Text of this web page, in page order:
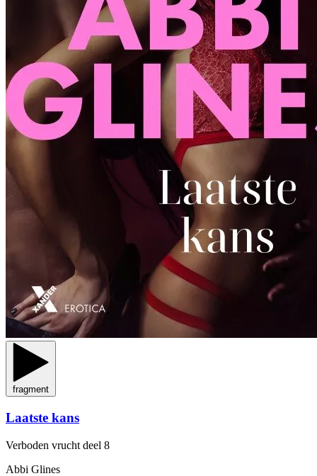
fragment
Laatste kans
Verboden vrucht deel 8
Abbi Glines